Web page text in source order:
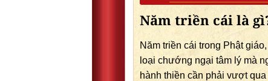
Năm triền cái là
Năm triền cái trong Phật
loại chướng ngại tâm lý mà
hành thiền cần phải vượt qua